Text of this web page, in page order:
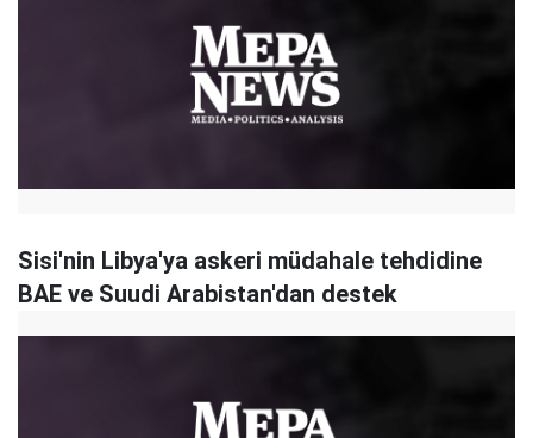
Sisi'nin Libya'ya askeri müdahale tehdidine
BAE ve Suudi Arabistan'dan destek